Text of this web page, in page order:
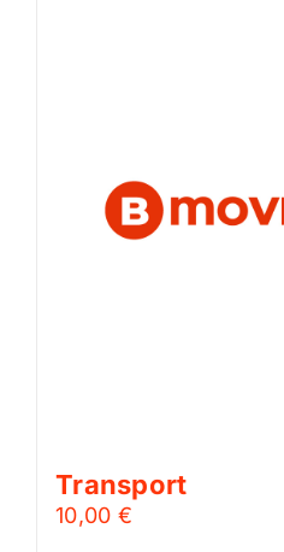
Transport
10,00 €